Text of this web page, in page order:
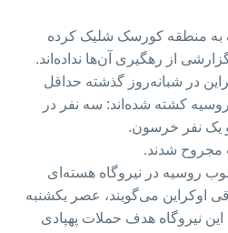
به منطقه کورسک شلیک کرده
از رهگیری آن‌ها نداده‌اند.
در شبانه‌روز گذشته حداقل
کشته شده‌اند: سه نفر در
یک نفر خرسون.
مجروح شدند.
روسیه در نیروگاه هسته‌ای
اوکراین می‌گویند، عصر یکشنبه
نیروگاه هدف حملات پهپادی